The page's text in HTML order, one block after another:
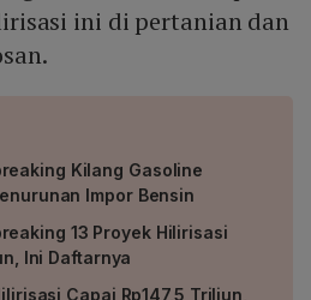
ini di pertanian dan
Kilang Gasoline
Impor Bensin
13 Proyek Hilirisasi
Ini Daftarnya
Capai Rp147,5 Triliun,